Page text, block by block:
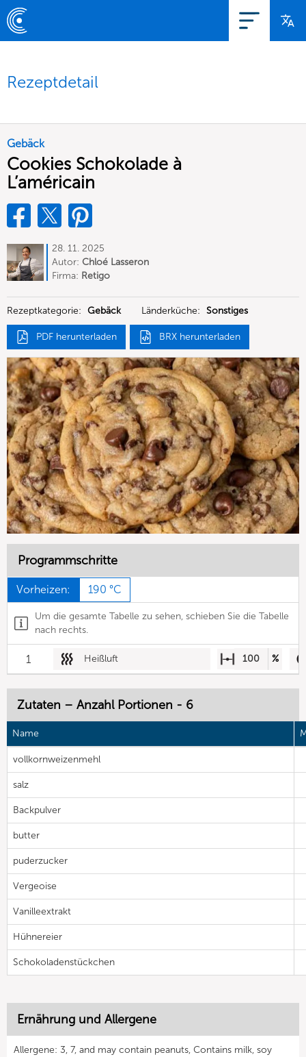
Rezeptdetail
Gebäck
Cookies Schokolade à
L’américain
28. 11. 2025
Autor: Chloé Lasseron
Firma: Retigo
Rezeptkategorie: Gebäck Länderküche: Sonstiges
PDF herunterladen BRX herunterladen
Programmschritte
Vorheizen: 190 °C
Um die gesamte Tabelle zu sehen, schieben Sie die Tabelle
nach rechts.
1 Heißluft 100 %
Zutaten – Anzahl Portionen - 6
Name
vollkornweizenmehl
salz
Backpulver
butter
puderzucker
Vergeoise
Vanilleextrakt
Hühnereier
Schokoladenstückchen
Ernährung und Allergene
Allergene: 3, 7, and may contain peanuts, Contains milk, soy